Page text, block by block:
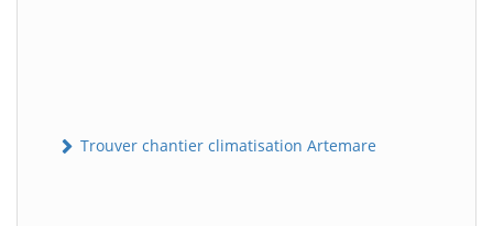
Trouver chantier climatisation Artemare